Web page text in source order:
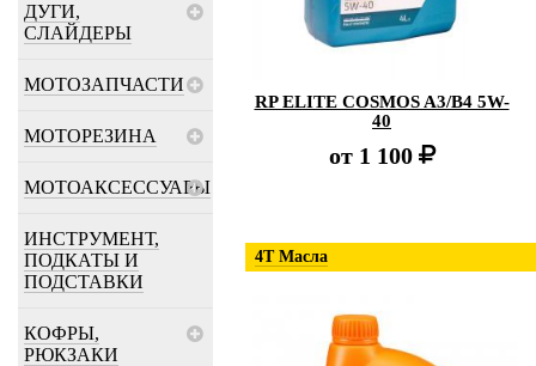
ДУГИ,
СЛАЙДЕРЫ
МОТОЗАПЧАСТИ
МОТОРЕЗИНА
МОТОАКСЕССУАРЫ
ИНСТРУМЕНТ,
ПОДКАТЫ И
ПОДСТАВКИ
КОФРЫ,
РЮКЗАКИ
RP ELITE COSMOS A3/B4 5W-
40
от 1 100
4Т Масла